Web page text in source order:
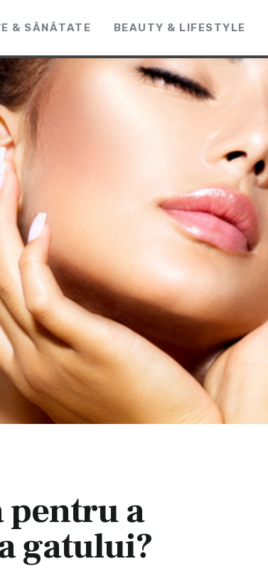
& SĂNĂTATE BEAUTY & LIFESTYLE
CosmeticLine.
It's all about you!
pentru a
gatului?